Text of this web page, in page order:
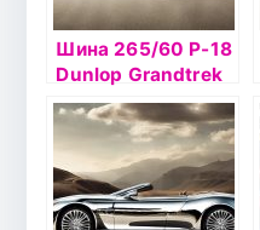
Шина 265/60 Р-18
Dunlop Grandtrek
Ice02 114T шип